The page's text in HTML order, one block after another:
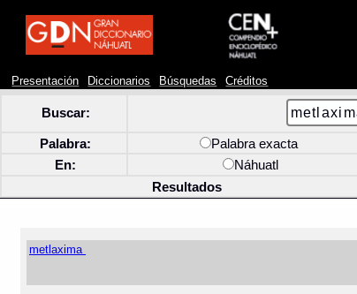
Presentación Diccionarios Búsquedas Créditos
Buscar:
Palabra: Palabra exacta
En:
Náhuatl
Resultados
metlaxima